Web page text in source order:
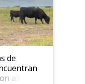
de
allí